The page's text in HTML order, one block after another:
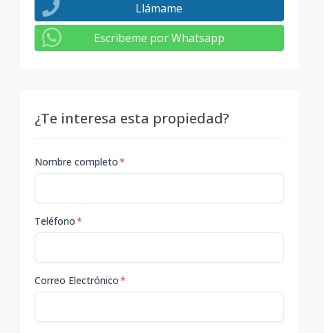
Llámame
Escribeme por Whatsapp
¿Te interesa esta propiedad?
Nombre completo*
Teléfono*
Correo Electrónico*